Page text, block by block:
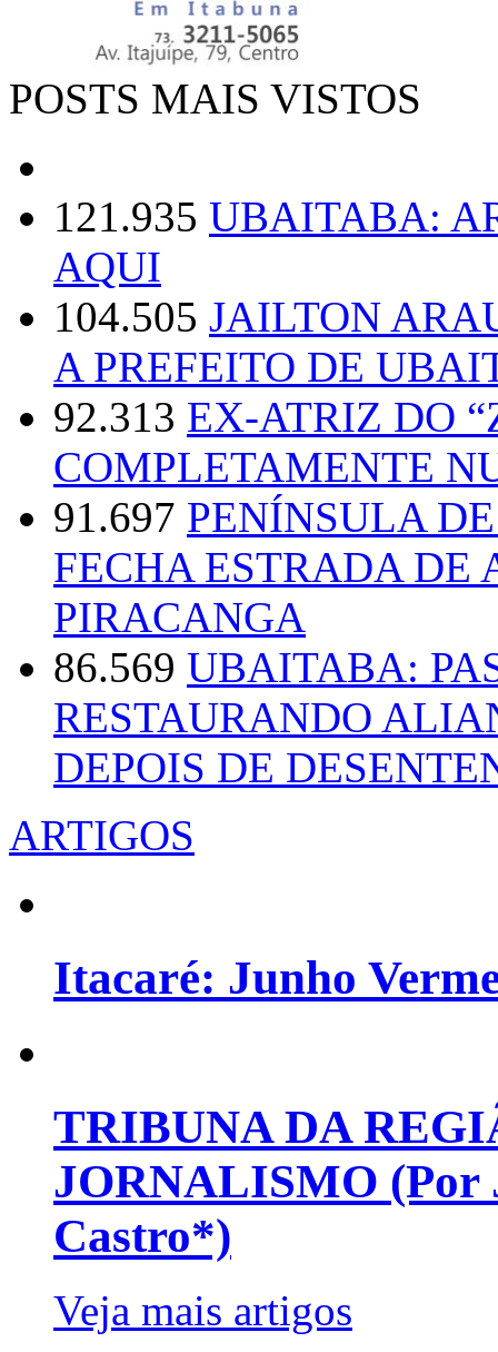
POSTS MAIS VISTOS
121.935 UBAITABA:
AQUI
104.505 JAILTON
A PREFEITO DE
92.313 EX-ATRIZ DO
COMPLETAMENTE
91.697 PENÍNSULA
FECHA ESTRADA DE
PIRACANGA
86.569 UBAITABA:
RESTAURANDO
DEPOIS DE
ARTIGOS
Itacaré: Junho
TRIBUNA DA
JORNALISMO (Por
Castro*)
Veja mais artigos